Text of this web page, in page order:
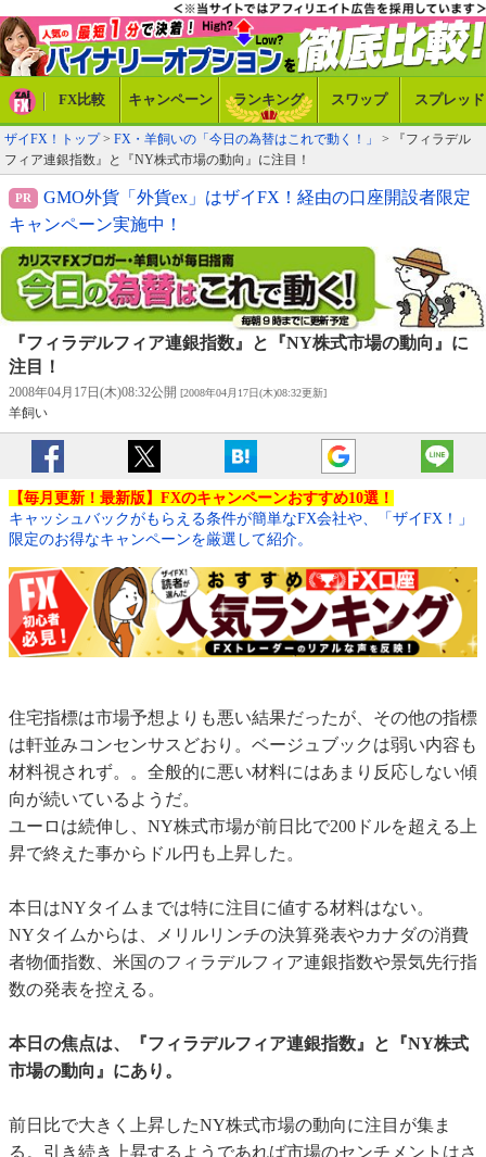
FX比較 キャンペーン ランキング スワップ スプレッド
ザイFX！トップ> FX・羊飼いの「今日の為替はこれで動く！」
> 『フィラデル
フィア連銀指数』と『NY株式市場の動向』に注目！
GMO外貨「外貨ex」はザイFX！経由の口座開設者限定
キャンペーン実施中！
『フィラデルフィア連銀指数』と『NY株式市場の動向』に
注目！
2008年04月17日(木)08:32公開 [2008年04月17日(木)08:32更新]
羊飼い
【毎月更新！最新版】FXのキャンペーンおすすめ10選！
キャッシュバックがもらえる条件が簡単なFX会社や、「ザイFX！」
限定のお得なキャンペーンを厳選して紹介。
住宅指標は市場予想よりも悪い結果だったが、その他の指標
は軒並みコンセンサスどおり。ベージュブックは弱い内容も
材料視されず。。全般的に悪い材料にはあまり反応しない傾
向が続いているようだ。
ユーロは続伸し、NY株式市場が前日比で200ドルを超える上
昇で終えた事からドル円も上昇した。
本日はNYタイムまでは特に注目に値する材料はない。
NYタイムからは、メリルリンチの決算発表やカナダの消費
者物価指数、米国のフィラデルフィア連銀指数や景気先行指
数の発表を控える。
本日の焦点は、『フィラデルフィア連銀指数』と『NY株式
市場の動向』にあり。
前日比で大きく上昇したNY株式市場の動向に注目が集ま
る。引き続き上昇するようであれば市場のセンチメントはさ